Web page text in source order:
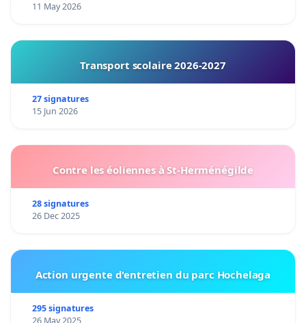
11 May 2026
Transport scolaire 2026-2027
27 signatures
15 Jun 2026
Contre les éoliennes à St-Herménégilde
28 signatures
26 Dec 2025
Action urgente d'entretien du parc Hochelaga
295 signatures
26 May 2025